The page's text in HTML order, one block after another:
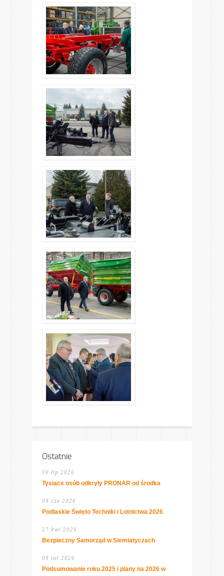
Ostatnie
10 lip 2026
Tysiące osób odkryły PRONAR od środka
09 cze 2026
Podlaskie Święto Techniki i Lotnictwa 2026
27 kwi 2026
Bezpieczny Samorząd w Siemiatyczach
09 lut 2026
Podsumowanie roku 2025 i plany na 2026 w